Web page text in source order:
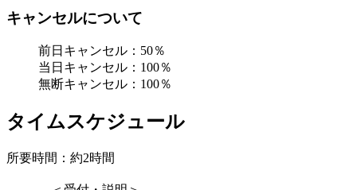
キャンセルについて
前日キャンセル：50％
当日キャンセル：100％
無断キャンセル：100％
タイムスケジュール
所要時間：約2時間